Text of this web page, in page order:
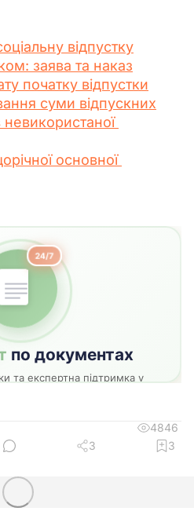
відпустку
заява та наказ
початку відпустки
суми відпускних
невикористаної
основної
4846
3
3